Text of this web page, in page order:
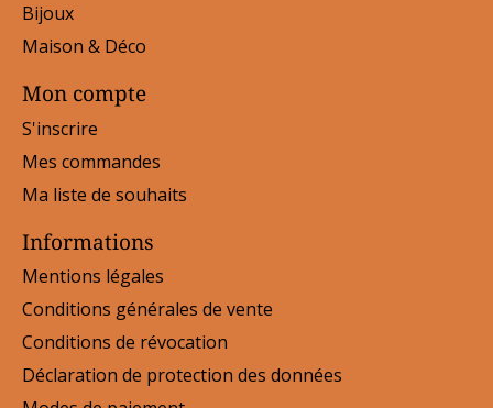
Bijoux
Maison & Déco
Mon compte
S'inscrire
Mes commandes
Ma liste de souhaits
Informations
Mentions légales
Conditions générales de vente
Conditions de révocation
Déclaration de protection des données